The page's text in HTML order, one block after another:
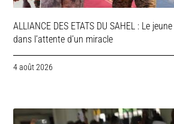
ALLIANCE DES ETATS DU SAHEL : Le
dans l’attente d’un miracle
4 août 2026